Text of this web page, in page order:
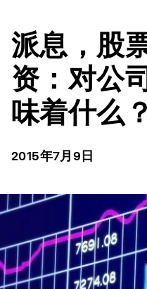
派息，股
资：对公
味着什么？
2015年7月9日